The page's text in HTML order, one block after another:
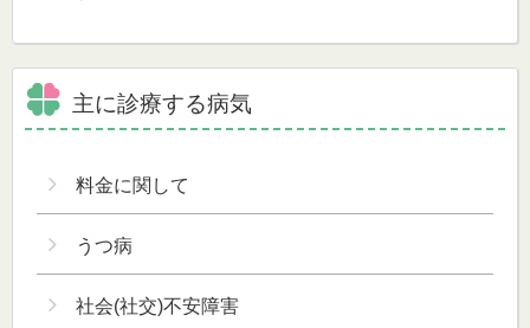
主に診療する病気
料金に関して
うつ病
社会(社交)不安障害